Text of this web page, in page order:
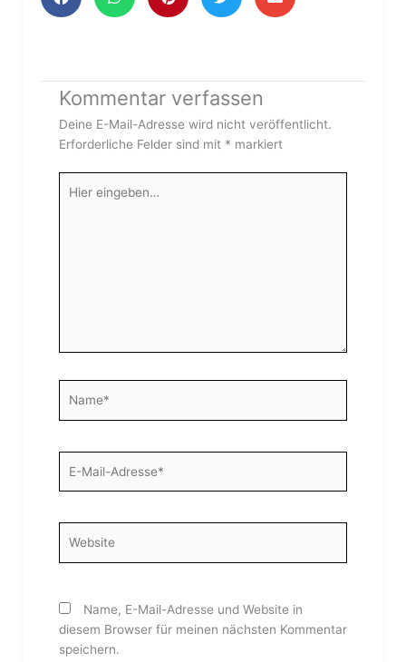
Kommentar verfassen
Deine E-Mail-Adresse wird nicht veröffentlicht.
Erforderliche Felder sind mit * markiert
eingeben…
Mail-
Name, E-Mail-Adresse und Website in
diesem Browser für meinen nächsten Kommentar
speichern.